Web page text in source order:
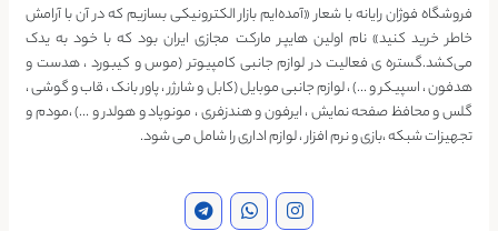
فروشگاه فوژان رایانه با شعار «آمده‌ایم بازار الکترونیکی بسازیم که در آن با آرامش
خاطر خرید کنید» نام اولین هایپر مارکت مجازی ایران بود که با خود به یدک
می‌کشد.گستره ی فعالیت در لوازم جانبی کامپیوتر (موس و کیبورد ، هدست و
هدفون ، اسپیکر و …) ، لوازم جانبی موبایل (کابل و شارژر ، پاور بانک ، قاب و گوشی ،
گلس و محافظ صفحه نمایش ، ایرفون و هندزفری ، مونوپاد و هولدر و …) ،مودم و
تجهیزات شبکه ،بازی و نرم افزار ، لوازم اداری را شامل می شود.